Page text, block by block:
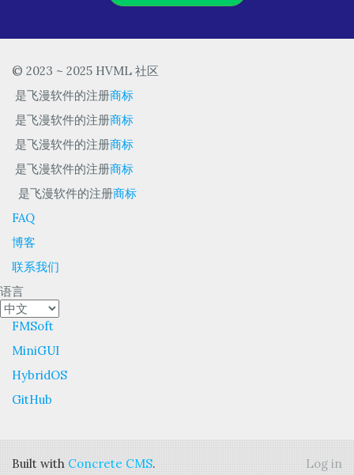
© 2023 ~ 2025 HVML 社区
是飞漫软件的注册商标
是飞漫软件的注册商标
是飞漫软件的注册商标
是飞漫软件的注册商标
是飞漫软件的注册商标
FAQ
博客
联系我们
语言
FMSoft
MiniGUI
HybridOS
GitHub
Built with Concrete CMS. Log in